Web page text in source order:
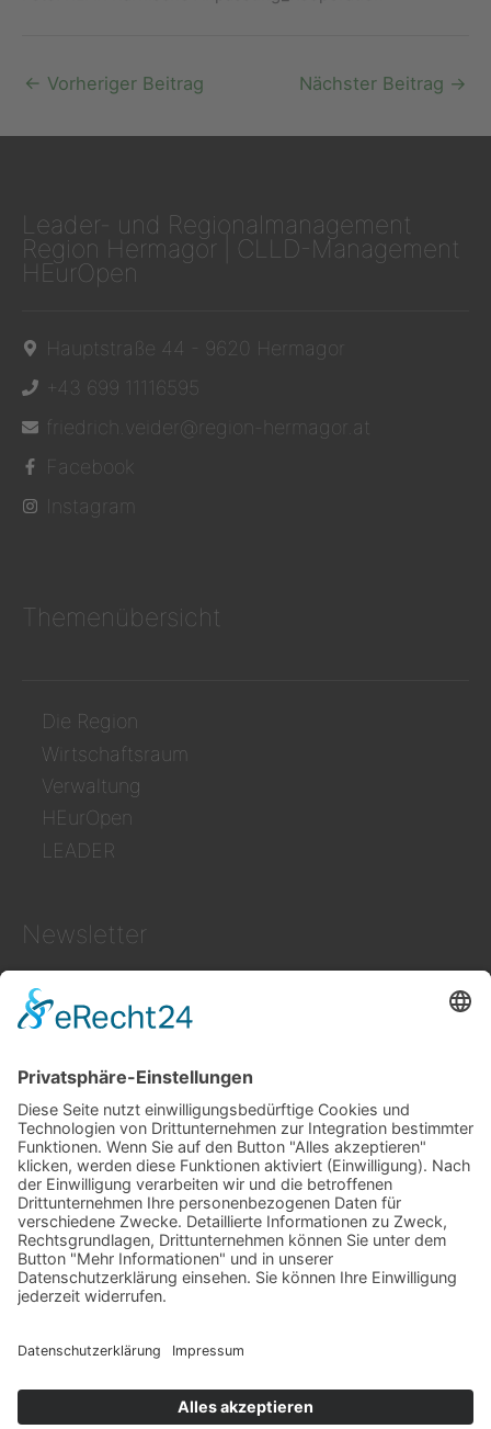
← Vorheriger Beitrag Nächster Beitrag →
Leader- und Regionalmanagement
Region Hermagor | CLLD-Management
HEurOpen
Hauptstraße 44 - 9620 Hermagor
+43 699 11116595
friedrich.veider@region-hermagor.at
Facebook
Instagram
Themenübersicht
Die Region
Wirtschaftsraum
Verwaltung
HEurOpen
LEADER
Newsletter
Zum NEWSLETTER der LAG Region Hermagor
Creativomedia GmbH